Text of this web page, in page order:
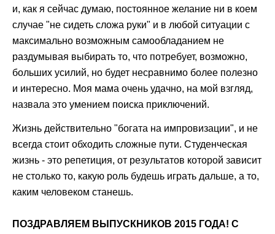
и, как я сейчас думаю, постоянное желание ни в коем
случае "не сидеть сложа руки" и в любой ситуации с
максимально возможным самообладанием не
раздумывая выбирать то, что потребует, возможно,
больших усилий, но будет несравнимо более полезно
и интересно. Моя мама очень удачно, на мой взгляд,
назвала это умением поиска приключений.
Жизнь действительно "богата на импровизации", и не
всегда стоит обходить сложные пути. Студенческая
жизнь - это репетиция, от результатов которой зависит
не столько то, какую роль будешь играть дальше, а то,
каким человеком станешь.
ПОЗДРАВЛЯЕМ ВЫПУСКНИКОВ 2015 ГОДА! С